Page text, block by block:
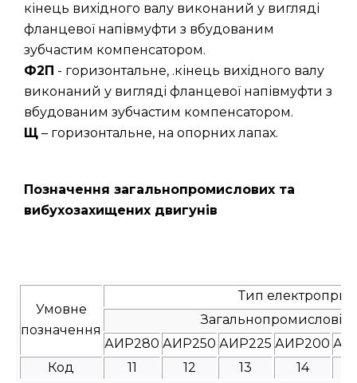
кінець вихідного валу виконаний у вигляді
фланцевої напівмуфти з вбудованим
зубчастим компенсатором.
Ф2П - горизонтальне, .кінець вихідного валу
виконаний у вигляді фланцевої напівмуфти з
вбудованим зубчастим компенсатором.
Щ – горизонтальне, на опорних лапах.
Позначення загальнопромислових та
вибухозахищених двигунів
Умовне
позначення
Тип
Загальнопромислові
АИР280 АИР250 АИР225 АИР200
Код
11 12 13 14